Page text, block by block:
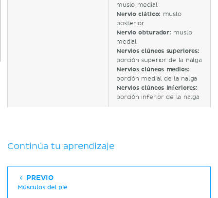
muslo medial
Nervio ciático: muslo
posterior
Nervio obturador: muslo
medial
Nervios clúneos superiores:
porción superior de la nalga
Nervios clúneos medios:
porción medial de la nalga
Nervios clúneos inferiores:
porción inferior de la nalga
Continúa tu aprendizaje
PREVIO
Músculos del pie